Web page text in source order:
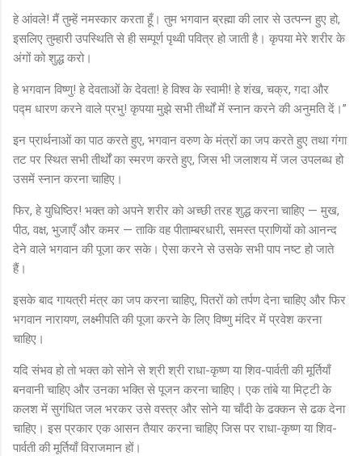
हे आंवले! मैं तुम्हें नमस्कार करता हूँ। तुम भगवान ब्रह्मा की लार से उत्पन्न हुए हो,
इसलिए तुम्हारी उपस्थिति से ही सम्पूर्ण पृथ्वी पवित्र हो जाती है। कृपया मेरे शरीर के
अंगों को शुद्ध करो।
हे भगवान विष्णु! हे देवताओं के देवता! हे विश्व के स्वामी! हे शंख, चक्र, गदा और
पद्म धारण करने वाले प्रभु! कृपया मुझे सभी तीर्थों में स्नान करने की अनुमति दें।”
इन प्रार्थनाओं का पाठ करते हुए, भगवान वरुण के मंत्रों का जप करते हुए तथा गंगा
तट पर स्थित सभी तीर्थों का स्मरण करते हुए, जिस भी जलाशय में जल उपलब्ध हो
उसमें स्नान करना चाहिए।
फिर, हे युधिष्ठिर! भक्त को अपने शरीर को अच्छी तरह शुद्ध करना चाहिए — मुख,
पीठ, वक्ष, भुजाएँ और कमर — ताकि वह पीताम्बरधारी, समस्त प्राणियों को आनन्द
देने वाले भगवान की पूजा कर सके। ऐसा करने से उसके सभी पाप नष्ट हो जाते
हैं।
इसके बाद गायत्री मंत्र का जप करना चाहिए, पितरों को तर्पण देना चाहिए और फिर
भगवान नारायण, लक्ष्मीपति की पूजा करने के लिए विष्णु मंदिर में प्रवेश करना
चाहिए।
यदि संभव हो तो भक्त को सोने से श्री श्री राधा-कृष्ण या शिव-पार्वती की मूर्तियाँ
बनवानी चाहिए और उनका भक्ति से पूजन करना चाहिए। एक तांबे या मिट्टी के
कलश में सुगंधित जल भरकर उसे वस्त्र और सोने या चाँदी के ढक्कन से ढक देना
चाहिए। इस प्रकार एक आसन तैयार करना चाहिए जिस पर राधा-कृष्ण या शिव-
पार्वती की मूर्तियाँ विराजमान हों।